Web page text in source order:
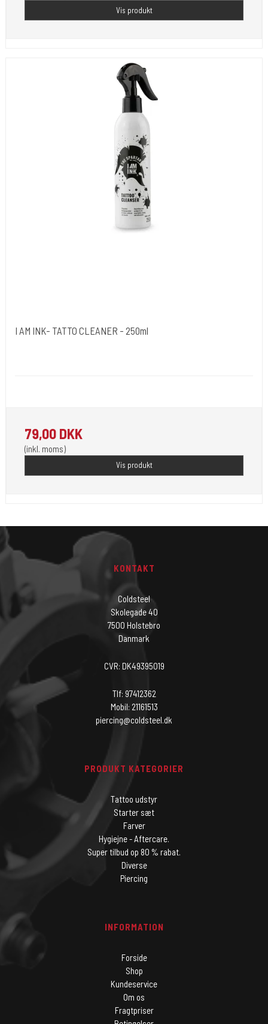
Vis produkt
I AM INK- TATTO CLEANER - 250ml
79,00 DKK
(inkl. moms)
Vis produkt
KONTAKT
Coldsteel
Skolegade 40
7500 Holstebro
Danmark
CVR: DK49395019
Tlf: 97412362
Mobil: 21161513
piercing@coldsteel.dk
PRODUKT KATEGORIER
Tattoo udstyr
Starter sæt
Farver
Hygiejne - Aftercare.
Super tilbud op 80 % rabat.
Diverse
Piercing
INFORMATION
Forside
Shop
Kundeservice
Om os
Fragtpriser